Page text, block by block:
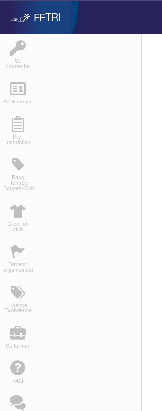
FFTRI
Se
connecter
Se licencier
Pré-
Inscription
Pass
Rentrée
Bougez/Club
Créer un
club
Devenir
organisateur
Licence
Expérience
Se former
FAQ